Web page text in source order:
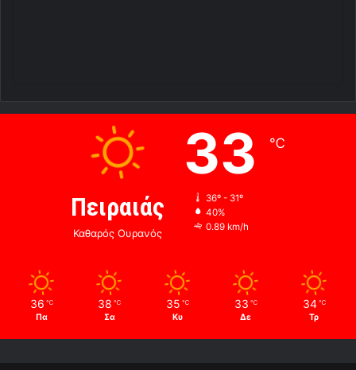
Πειραιάς
Καθαρός Ουρανός
33 ℃
36º - 31º
40%
0.89 km/h
36 ℃
Πα
38 ℃
Σα
35 ℃
Κυ
33 ℃
Δε
34 ℃
Τρ